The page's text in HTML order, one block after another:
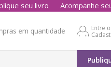
seu livro Acompanhe
em quantidade
Entre